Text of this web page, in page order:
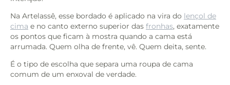
Na Artelassê, esse bordado é aplicado na vira do lençol de
cima e no canto externo superior das fronhas, exatamente
os pontos que ficam à mostra quando a cama está
arrumada. Quem olha de frente, vê. Quem deita, sente.
É o tipo de escolha que separa uma roupa de cama
comum de um enxoval de verdade.